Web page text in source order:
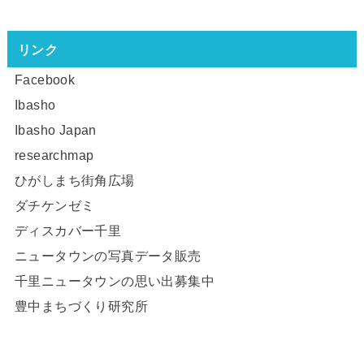
リンク
Facebook
Ibasho
Ibasho Japan
researchmap
ひがしまち街角広場
ダチケンゼミ
ディスカバー千里
ニュータウンの写真データ販売
千里ニュータウンの思い出募集中
豊中まちづくり研究所